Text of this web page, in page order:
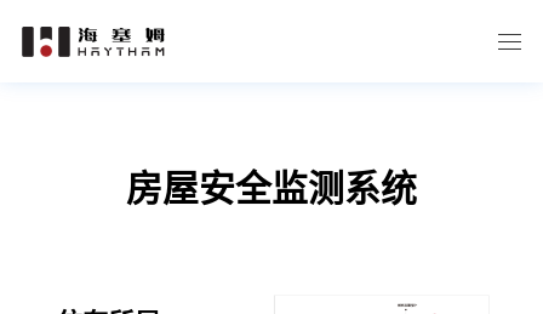
房屋安全监测系统